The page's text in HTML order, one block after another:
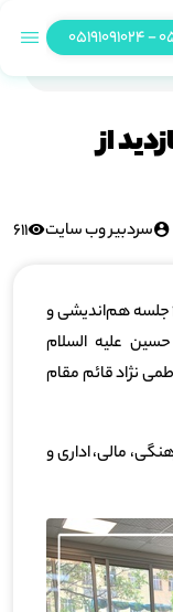
از
سردبیر وب سایت 611
در روز سه شنبه مورخ 4 اردیبهشت ماه 1403 جلسه هم‌اندیشی و
علیه السلام
نژاد قائم مقام
مالی، اداری و